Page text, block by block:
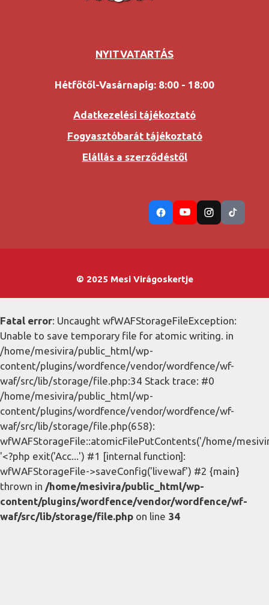
NYITVATARTÁS
Hétfőtől-Vasárnapig: 8:00 - 18:00
Adatkezelési tájékoztató
Fogyasztóbarát tájékoztató
Elállás a szerződéstől
© 2025 Mesi Virágoskertje
Fatal error: Uncaught wfWAFStorageFileException:
Unable to save temporary file for atomic writing. in
/home/mesivira/public_html/wp-
content/plugins/wordfence/vendor/wordfence/wf-
waf/src/lib/storage/file.php:34 Stack trace: #0
/home/mesivira/public_html/wp-
content/plugins/wordfence/vendor/wordfence/wf-
waf/src/lib/storage/file.php(658):
wfWAFStorageFile::atomicFilePutContents('/home/
'<?php exit('Acc...') #1 [internal function]:
wfWAFStorageFile->saveConfig('livewaf') #2 {main}
thrown in /home/mesivira/public_html/wp-
content/plugins/wordfence/vendor/wordfence/wf-
waf/src/lib/storage/file.php on line 34